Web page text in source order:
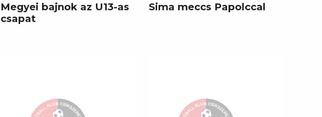
Megyei bajnok az U13-as
csapat
Sima meccs Papolccal